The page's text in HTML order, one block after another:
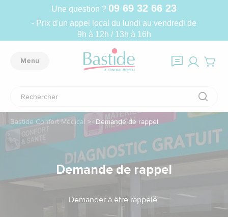
Une question ? 09 69 32 66 23
- Prix d'un appel local du lundi au vendredi de
9h à 12h / 13h à 16h
Menu
Bastide Confort Médical Demande de rappel
Demande de rappel
Demander à être rappelé